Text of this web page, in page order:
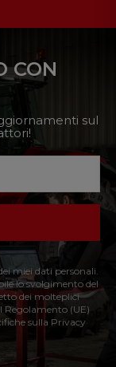
CON
sul
miei dati personali.
lo svolgimento del
dei molteplici
Regolamento (UE)
sulla Privacy